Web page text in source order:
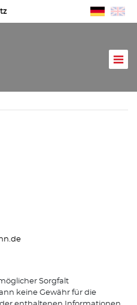
Sorgfalt
keine Gewähr für die